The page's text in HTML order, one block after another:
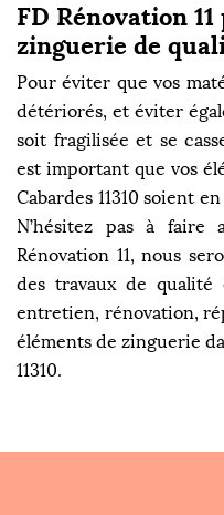
FD Rénovation
zinguerie de
Pour éviter que vos
détériorés, et éviter
soit fragilisée et se
est important que vos
Cabardes 11310 soient
N’hésitez pas à faire
Rénovation 11, nous
des travaux de qualité
entretien, rénovation,
éléments de zinguerie
11310.